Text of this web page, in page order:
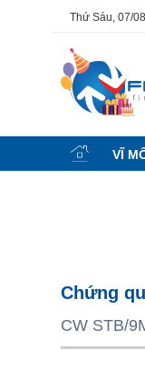
Thứ Sáu, 07/
VĨ
Chứng
CW STB/
Tính năng
BẤT ĐỘNG SẢN
TÀI CHÍNH